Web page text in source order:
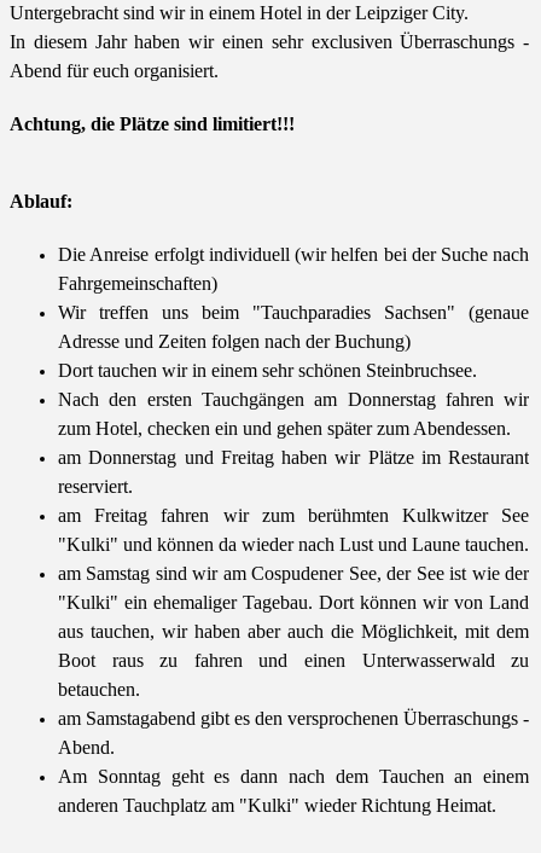
Untergebracht sind wir in einem Hotel in der Leipziger City.
In diesem Jahr haben wir einen sehr exclusiven Überraschungs -
Abend für euch organisiert.
Achtung, die Plätze sind limitiert!!!
Ablauf:
Die Anreise erfolgt individuell (wir helfen bei der Suche nach
Fahrgemeinschaften)
Wir treffen uns beim "Tauchparadies Sachsen" (genaue
Adresse und Zeiten folgen nach der Buchung)
Dort tauchen wir in einem sehr schönen Steinbruchsee.
Nach den ersten Tauchgängen am Donnerstag fahren wir
zum Hotel, checken ein und gehen später zum Abendessen.
am Donnerstag und Freitag haben wir Plätze im Restaurant
reserviert.
am Freitag fahren wir zum berühmten Kulkwitzer See
"Kulki" und können da wieder nach Lust und Laune tauchen.
am Samstag sind wir am Cospudener See, der See ist wie der
"Kulki" ein ehemaliger Tagebau. Dort können wir von Land
aus tauchen, wir haben aber auch die Möglichkeit, mit dem
Boot raus zu fahren und einen Unterwasserwald zu
betauchen.
am Samstagabend gibt es den versprochenen Überraschungs -
Abend.
Am Sonntag geht es dann nach dem Tauchen an einem
anderen Tauchplatz am "Kulki" wieder Richtung Heimat.